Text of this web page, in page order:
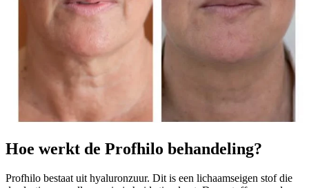
Hoe werkt de Profhilo behandeling?
Profhilo bestaat uit hyaluronzuur. Dit is een lichaamseigen stof die